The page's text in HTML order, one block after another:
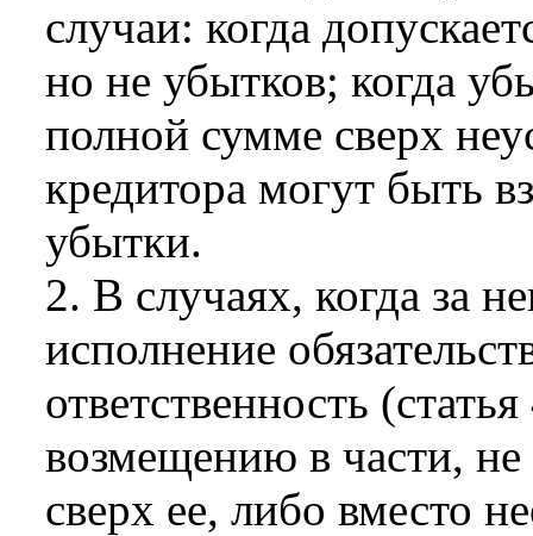
случаи: когда
но не убытков; когда
полной сумме сверх
кредитора могут быть
убытки.
2. В случаях, когда за
исполнение
ответственность
возмещению в части,
сверх ее, либо вместо